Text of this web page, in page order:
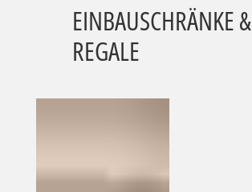
EINBAUSCHRÄNKE &
REGALE